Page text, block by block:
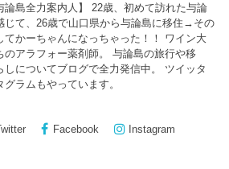
論島全力案内人】 22歳、初めて訪れた与論
じて、26歳で山口県から与論島に移住→その
てかーちゃんになっちゃった！！ ワイン大
のアラフォー薬剤師。 与論島の旅行や移
しについてブログで全力発信中。 ツイッタ
グラムもやっています。
Facebook Instagram